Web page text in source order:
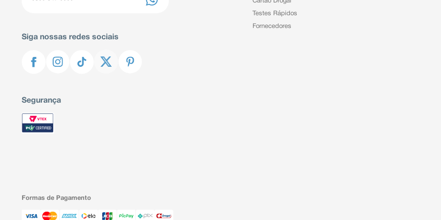
Siga nossas redes sociais
Segurança
Testes Rápidos
Fornecedores
Formas de Pagamento